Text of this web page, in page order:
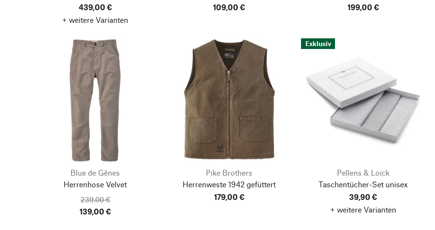
439,00 €
+ weitere Varianten
109,00 €
199,00 €
Blue de Gênes
Herrenhose Velvet
239,00 €
139,00 €
Pike Brothers
Herrenweste 1942 gefüttert
179,00 €
Exklusiv
Pellens & Loick
Taschentücher-Set unisex
39,90 €
+ weitere Varianten